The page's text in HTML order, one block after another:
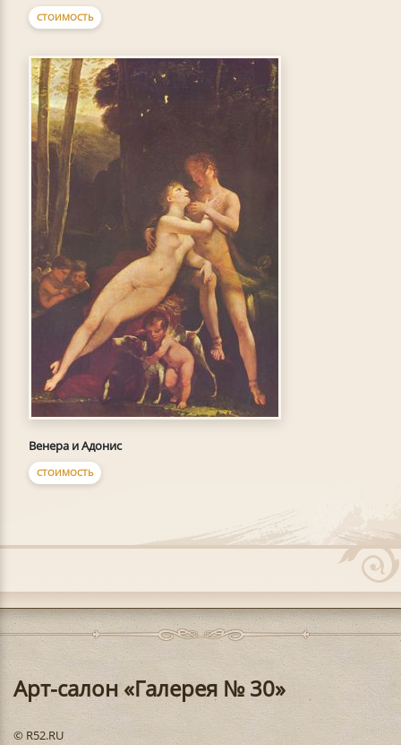
СТОИМОСТЬ
Венера и Адонис
СТОИМОСТЬ
Арт-салон «Галерея № 30»
© R52.RU